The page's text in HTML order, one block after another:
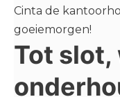
Cinta de
goeiemorgen!
Tot slot,